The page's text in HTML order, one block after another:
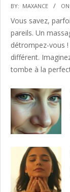
BY: MAXANCE ON:
Vous savez,
pareils. Un
détrompez-vous !
différent.
tombe à la